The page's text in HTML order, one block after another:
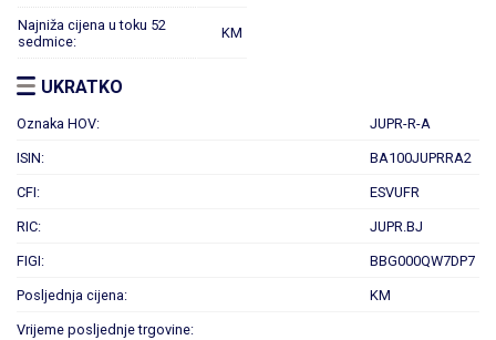
Najniža cijena u toku 52
sedmice:
KM
UKRATKO
Oznaka HOV: JUPR-R-A
ISIN: BA100JUPRRA2
CFI: ESVUFR
RIC: JUPR.BJ
FIGI: BBG000QW7DP7
Posljednja cijena: KM
Vrijeme posljednje trgovine: